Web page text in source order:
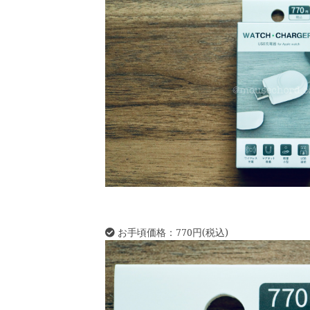
お手頃価格：770円(税込)